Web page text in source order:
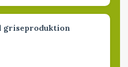
griseproduktion